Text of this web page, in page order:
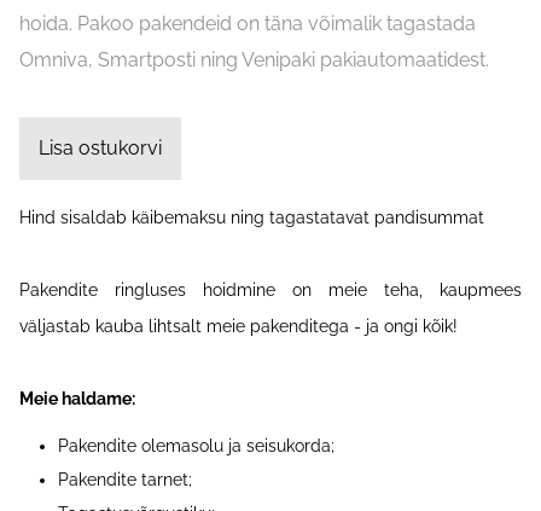
hoida. Pakoo pakendeid on täna võimalik tagastada
Omniva, Smartposti ning Venipaki pakiautomaatidest.
Lisa ostukorvi
Hind sisaldab käibemaksu ning tagastatavat pandisummat
Pakendite ringluses hoidmine on meie teha, kaupmees
väljastab kauba lihtsalt meie pakenditega - ja ongi kõik!
Meie haldame:
Pakendite olemasolu ja seisukorda;
Pakendite tarnet;